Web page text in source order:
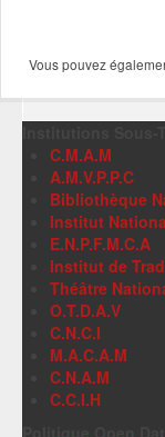
Vous pouvez
C.M.A.M
A.M.V.P.P.C
Bibliothèque
Institut
E.N.P.F.M.C.A
Institut de
Théâtre
O.T.D.A.V
C.N.C.I
M.A.C.A.M
C.N.A.M
C.C.I.H